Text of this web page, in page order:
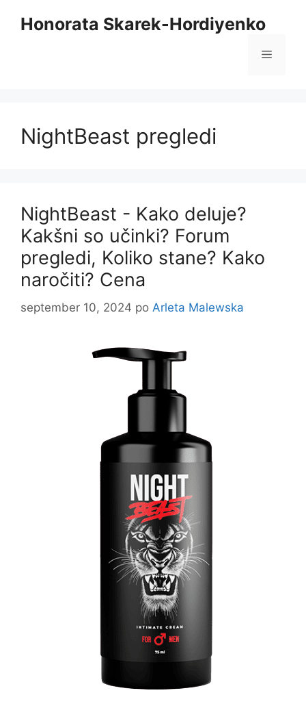
Honorata Skarek-Hordiyenko
Meni
NightBeast pregledi
NightBeast - Kako deluje?
Kakšni so učinki? Forum
pregledi, Koliko stane? Kako
naročiti? Cena
september 10, 2024 po Arleta Malewska